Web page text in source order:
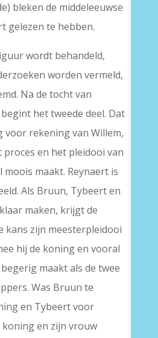
bleken de middeleeuwse
gelezen te hebben.
wordt behandeld,
worden vermeld,
Na de tocht van
het tweede deel. Dat
voor rekening van Willem,
proces en het pleidooi van
moois maakt. Reynaert is
Als Bruun, Tybeert en
maken, krijgt de
kans zijn meesterpleidooi
hij de koning en vooral
maakt als de twee
Was Bruun te
en Tybeert voor
koning en zijn vrouw